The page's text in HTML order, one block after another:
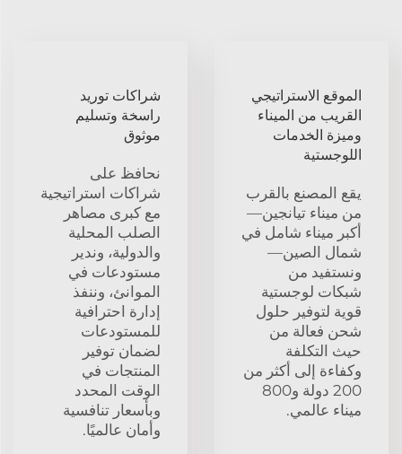
الموقع الاستراتيجي
القريب من الميناء
وميزة الخدمات
اللوجستية
يقع المصنع بالقرب
من ميناء تيانجين—
أكبر ميناء شامل في
شمال الصين—
ونستفيد من
شبكات لوجستية
قوية لتوفير حلول
شحن فعالة من
حيث التكلفة
وكفاءة إلى أكثر من
200 دولة و800
ميناء عالمي.
شراكات توريد
راسخة وتسليم
موثوق
نحافظ على
شراكات استراتيجية
مع كبرى مصاهر
الصلب المحلية
والدولية، وندير
مستودعات في
الموانئ، وننفذ
إدارة احترافية
للمستودعات
لضمان توفير
المنتجات في
الوقت المحدد
وبأسعار تنافسية
وأمان عالميًا.